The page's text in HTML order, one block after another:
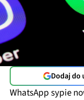
Dodaj do
WhatsApp sypie